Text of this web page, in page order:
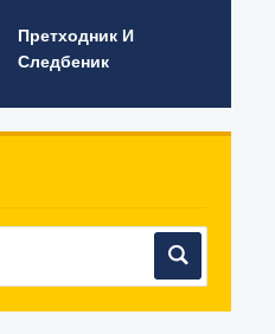
Претходник И
Следбеник